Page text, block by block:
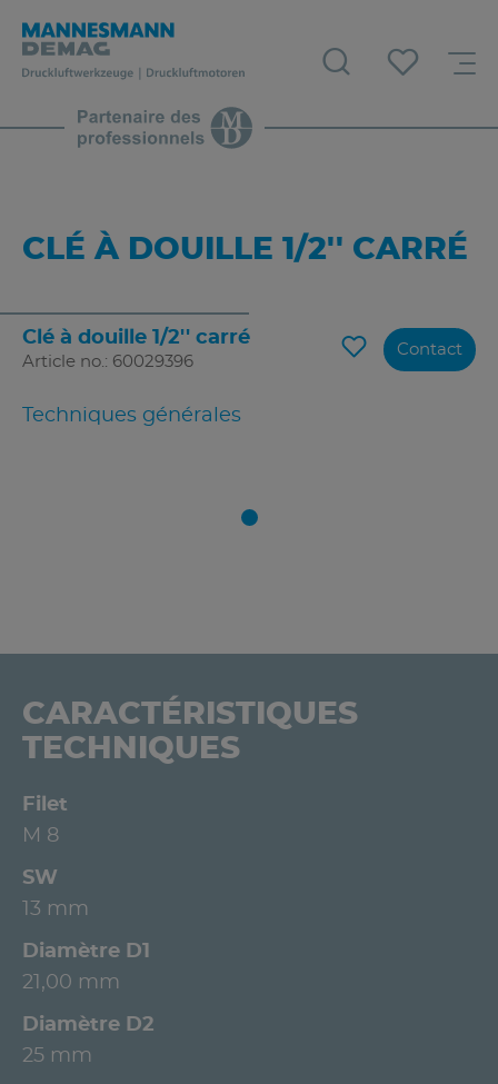
CLÉ À DOUILLE 1/2'' CARRÉ
Clé à douille 1/2'' carré
Article no.: 60029396
Techniques générales
Contact
CARACTÉRISTIQUES
TECHNIQUES
Filet
M 8
SW
13 mm
Diamètre D1
21,00 mm
Diamètre D2
25 mm